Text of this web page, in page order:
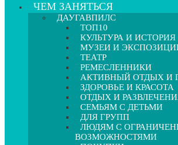
ЧЕМ ЗАНЯТЬСЯ
ДАУГАВПИЛС
ТОП10
КУЛЬТУРА И ИСТОРИЯ
МУЗЕИ И
ТЕАТР
РЕМЕСЛЕННИКИ
АКТИВНЫЙ ОТДЫХ И
ЗДОРОВЬЕ И КРАСОТА
ОТДЫХ И
СЕМЬЯМ С ДЕТЬМИ
ДЛЯ ГРУПП
ЛЮДЯМ С
ВОЗМОЖНОСТЯМИ